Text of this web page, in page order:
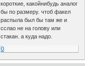
короткие, какойнибудь аналог
бы по размеру. чтоб факел
распыла был бы там же и
сслао не на голову или
стакан. а куда надо.
0